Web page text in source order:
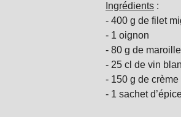
Ingrédients :
- 400 g de filet
- 1 oignon
- 80 g de
- 25 cl de vin
- 150 g de
- 1 sachet